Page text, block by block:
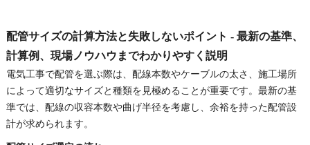
配管サイズの計算方法と失敗しないポイント - 最新の基準、
計算例、現場ノウハウまでわかりやすく説明
電気工事で配管を選ぶ際は、配線本数やケーブルの太さ、施工場所
によって適切なサイズと種類を見極めることが重要です。最新の基
準では、配線の収容本数や曲げ半径を考慮し、余裕を持った配管設
計が求められます。